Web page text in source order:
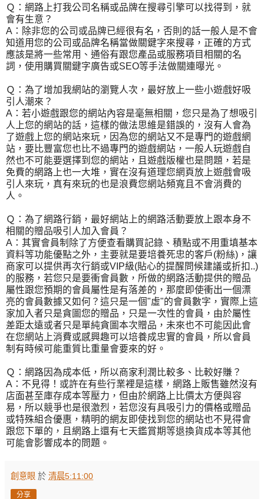
Ｑ：網路上打我公司名稱或品牌在搜尋引擎可以找得到，就
會有生意？
A：除非您的公司或品牌已經很有名，否則的話一般人是不會
知道用您的公司或品牌名稱當做關鍵字來搜尋，正確的方式
應該是將一些常用、通俗有跟您產品或服務項目相關的名
詞，使用購買關鍵字廣告或SEO等手法做關連曝光。
Ｑ：為了增加我網站的瀏覽人次，最好放上一些小遊戲好吸
引人潮來？
A：若小遊戲跟您的網站內容是毫無相關，您只是為了想吸引
人上您的網站的話，這樣的做法思維是錯誤的，沒有人會為
了遊戲上您的網站來玩，因為您的網站又不是專門的遊戲網
站，要比豐富您也比不過專門的遊戲網站，一般人玩遊戲自
然也不可能要選擇到您的網站，且遊戲版權也是問題，若是
免費的網路上也一大堆，實在沒有道理您網頁放上遊戲會吸
引人來玩，真有來玩的也是浪費您網站頻寬且不會消費的
人。
Ｑ：為了網路行銷，最好網站上的網路活動要放上跟本身不
相關的贈品吸引人加入會員？
A：其實會員制除了方便查看購買記錄、積點或不用重填基本
資料等功能優點之外，主要就是要培養死忠的客戶(粉絲)，讓
商家可以提供再次行銷或VIP級(貼心的提醒問候建議或折扣..)
的服務，若您只是要衝會員數，所做的網路活動提供的贈品
屬性跟您預期的會員屬性是有落差的，那麼即使衝出一個漂
亮的會員數據又如何？這只是一個"虛"的會員數字，實際上這
家加入者只是貪圖您的贈品，只是一次性的會員，由於屬性
差距太遠或者只是單純貪圖本次贈品，未來也不可能因此會
在您網站上消費或感興趣可以培養成忠實的會員，所以會員
制有時候可能重質比重量會要來的好。
Ｑ：網路因為成本低，所以商家利潤比較多、比較好賺？
A：不見得！或許在有些行業裡是這樣，網路上販售雖然沒有
店面甚至庫存成本等壓力，但由於網路上比價太方便與容
易，所以競爭也是很激烈，若您沒有具吸引力的價格或贈品
或特殊組合優惠，精明的網友即使找到您的網站也不見得會
跟您下單的，且網路上還有七天鑑賞期等退換貨成本等其他
可能會影響成本的問題。
創意眼 於 清晨5:11:00
分享